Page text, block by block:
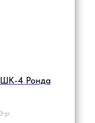
4 Ронда
р.